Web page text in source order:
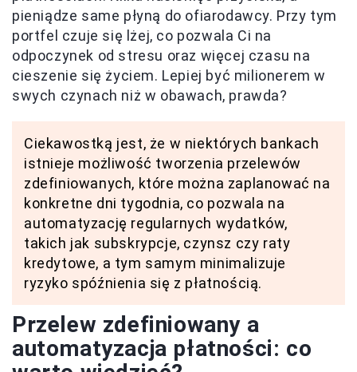
pieniądze same płyną do ofiarodawcy. Przy tym
portfel czuje się lżej, co pozwala Ci na
odpoczynek od stresu oraz więcej czasu na
cieszenie się życiem. Lepiej być milionerem w
swych czynach niż w obawach, prawda?
Ciekawostką jest, że w niektórych bankach
istnieje możliwość tworzenia przelewów
zdefiniowanych, które można zaplanować na
konkretne dni tygodnia, co pozwala na
automatyzację regularnych wydatków,
takich jak subskrypcje, czynsz czy raty
kredytowe, a tym samym minimalizuje
ryzyko spóźnienia się z płatnością.
Przelew zdefiniowany a
automatyzacja płatności: co